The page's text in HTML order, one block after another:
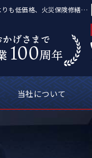
も低価格、火災保険修繕も
当社について